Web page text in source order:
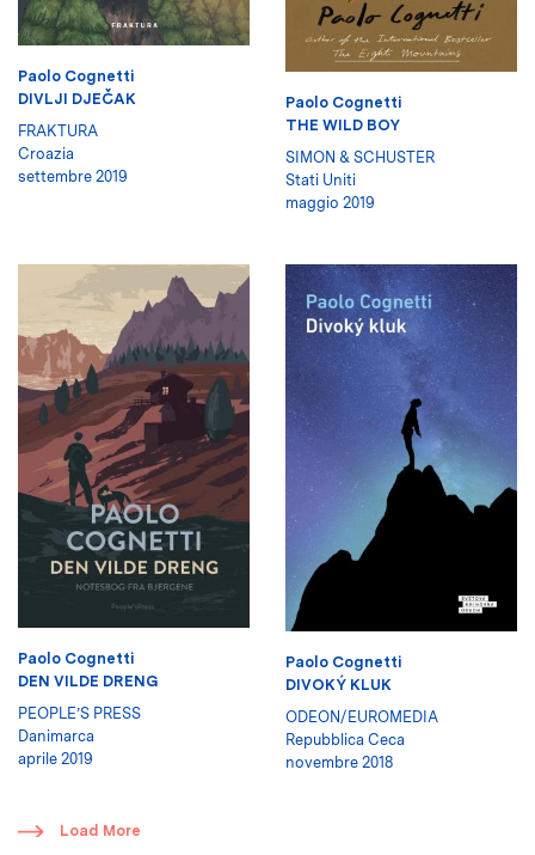
Paolo Cognetti
DIVLJI DJEČAK
FRAKTURA
Croazia
settembre 2019
Paolo Cognetti
THE WILD BOY
SIMON & SCHUSTER
Stati Uniti
maggio 2019
Paolo Cognetti
DEN VILDE DRENG
PEOPLE’S PRESS
Danimarca
aprile 2019
Paolo Cognetti
DIVOKÝ KLUK
ODEON/EUROMEDIA
Repubblica Ceca
novembre 2018
​ Load More